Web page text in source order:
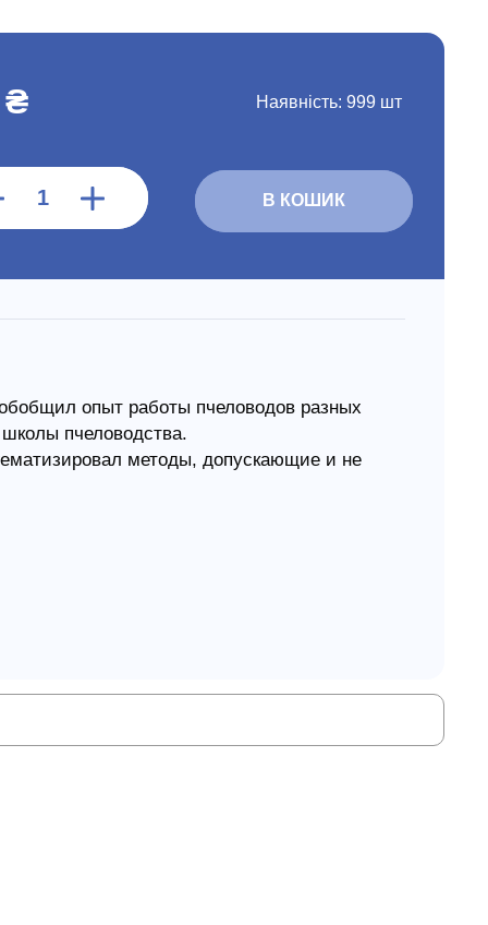
₴ Наявність: 999 шт
В КОШИК
опыт работы пчеловодов разных
пчеловодства.
методы, допускающие и не
несколько переизданий, и по-прежнему
изучению методов пчеловождения не